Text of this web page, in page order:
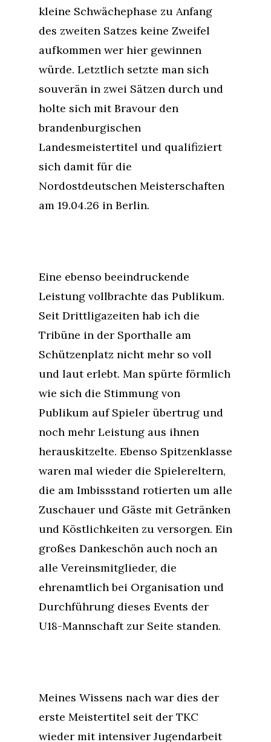
kleine Schwächephase zu Anfang
des zweiten Satzes keine Zweifel
aufkommen wer hier gewinnen
würde. Letztlich setzte man sich
souverän in zwei Sätzen durch und
holte sich mit Bravour den
brandenburgischen
Landesmeistertitel und qualifiziert
sich damit für die
Nordostdeutschen Meisterschaften
am 19.04.26 in Berlin.
Eine ebenso beeindruckende
Leistung vollbrachte das Publikum.
Seit Drittligazeiten hab ich die
Tribüne in der Sporthalle am
Schützenplatz nicht mehr so voll
und laut erlebt. Man spürte förmlich
wie sich die Stimmung von
Publikum auf Spieler übertrug und
noch mehr Leistung aus ihnen
herauskitzelte. Ebenso Spitzenklasse
waren mal wieder die Spielereltern,
die am Imbissstand rotierten um alle
Zuschauer und Gäste mit Getränken
und Köstlichkeiten zu versorgen. Ein
großes Dankeschön auch noch an
alle Vereinsmitglieder, die
ehrenamtlich bei Organisation und
Durchführung dieses Events der
U18-Mannschaft zur Seite standen.
Meines Wissens nach war dies der
erste Meistertitel seit der TKC
wieder mit intensiver Jugendarbeit